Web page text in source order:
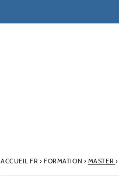
ACCUEIL FR› FORMATION › MASTER ›